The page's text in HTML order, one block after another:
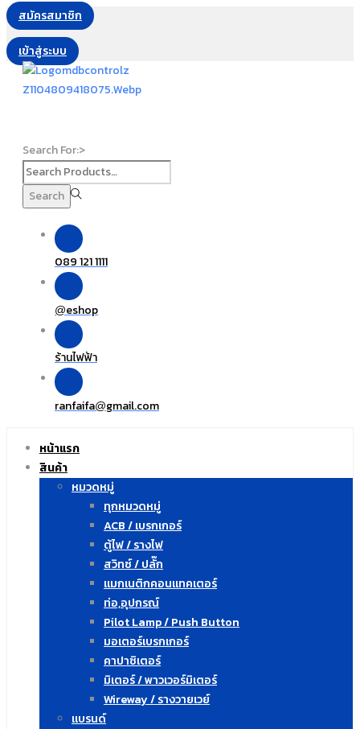
สมัครสมาชิก
เข้าสู่ระบบ
Search For:>
Search
089 121 1111
@eshop
ร้านไฟฟ้า
ranfaifa@gmail.com
หน้าแรก
สินค้า
หมวดหมู่
ทุกหมวดหมู่
ACB / เบรกเกอร์
ตู้ไฟ / รางไฟ
สวิทซ์ / ปลั๊ก
แมกเนติกคอนแทคเตอร์
ท่อ,อุปกรณ์
Pilot Lamp / Push Button
มอเตอร์เบรกเกอร์
คาปาซิเตอร์
มิเตอร์ / พาวเวอร์มิเตอร์
Wireway / รางวายเวย์
แบรนด์